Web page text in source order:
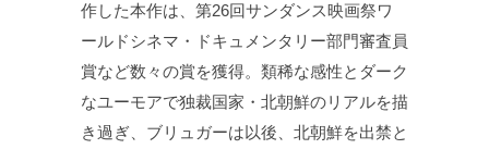
作した本作は、第26回サンダンス映画祭ワ
ールドシネマ・ドキュメンタリー部門審査員
賞など数々の賞を獲得。類稀な感性とダーク
なユーモアで独裁国家・北朝鮮のリアルを描
き過ぎ、ブリュガーは以後、北朝鮮を出禁と